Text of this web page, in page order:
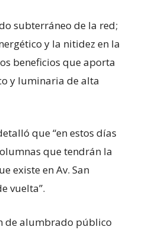
subterráneo de la red;
y la nitidez en la
beneficios que aporta
y luminaria de alta
que “en estos días
que tendrán la
existe en Av. San
vuelta”.
de alumbrado público